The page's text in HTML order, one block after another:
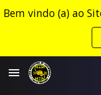
Skip to main content